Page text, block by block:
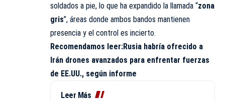
soldados a pie, lo que ha expandido la llamada “zona
gris”, áreas donde ambos bandos mantienen
presencia y el control es incierto.
Recomendamos leer:Rusia habría ofrecido a
Irán drones avanzados para enfrentar fuerzas
de EE.UU., según informe
Leer Más